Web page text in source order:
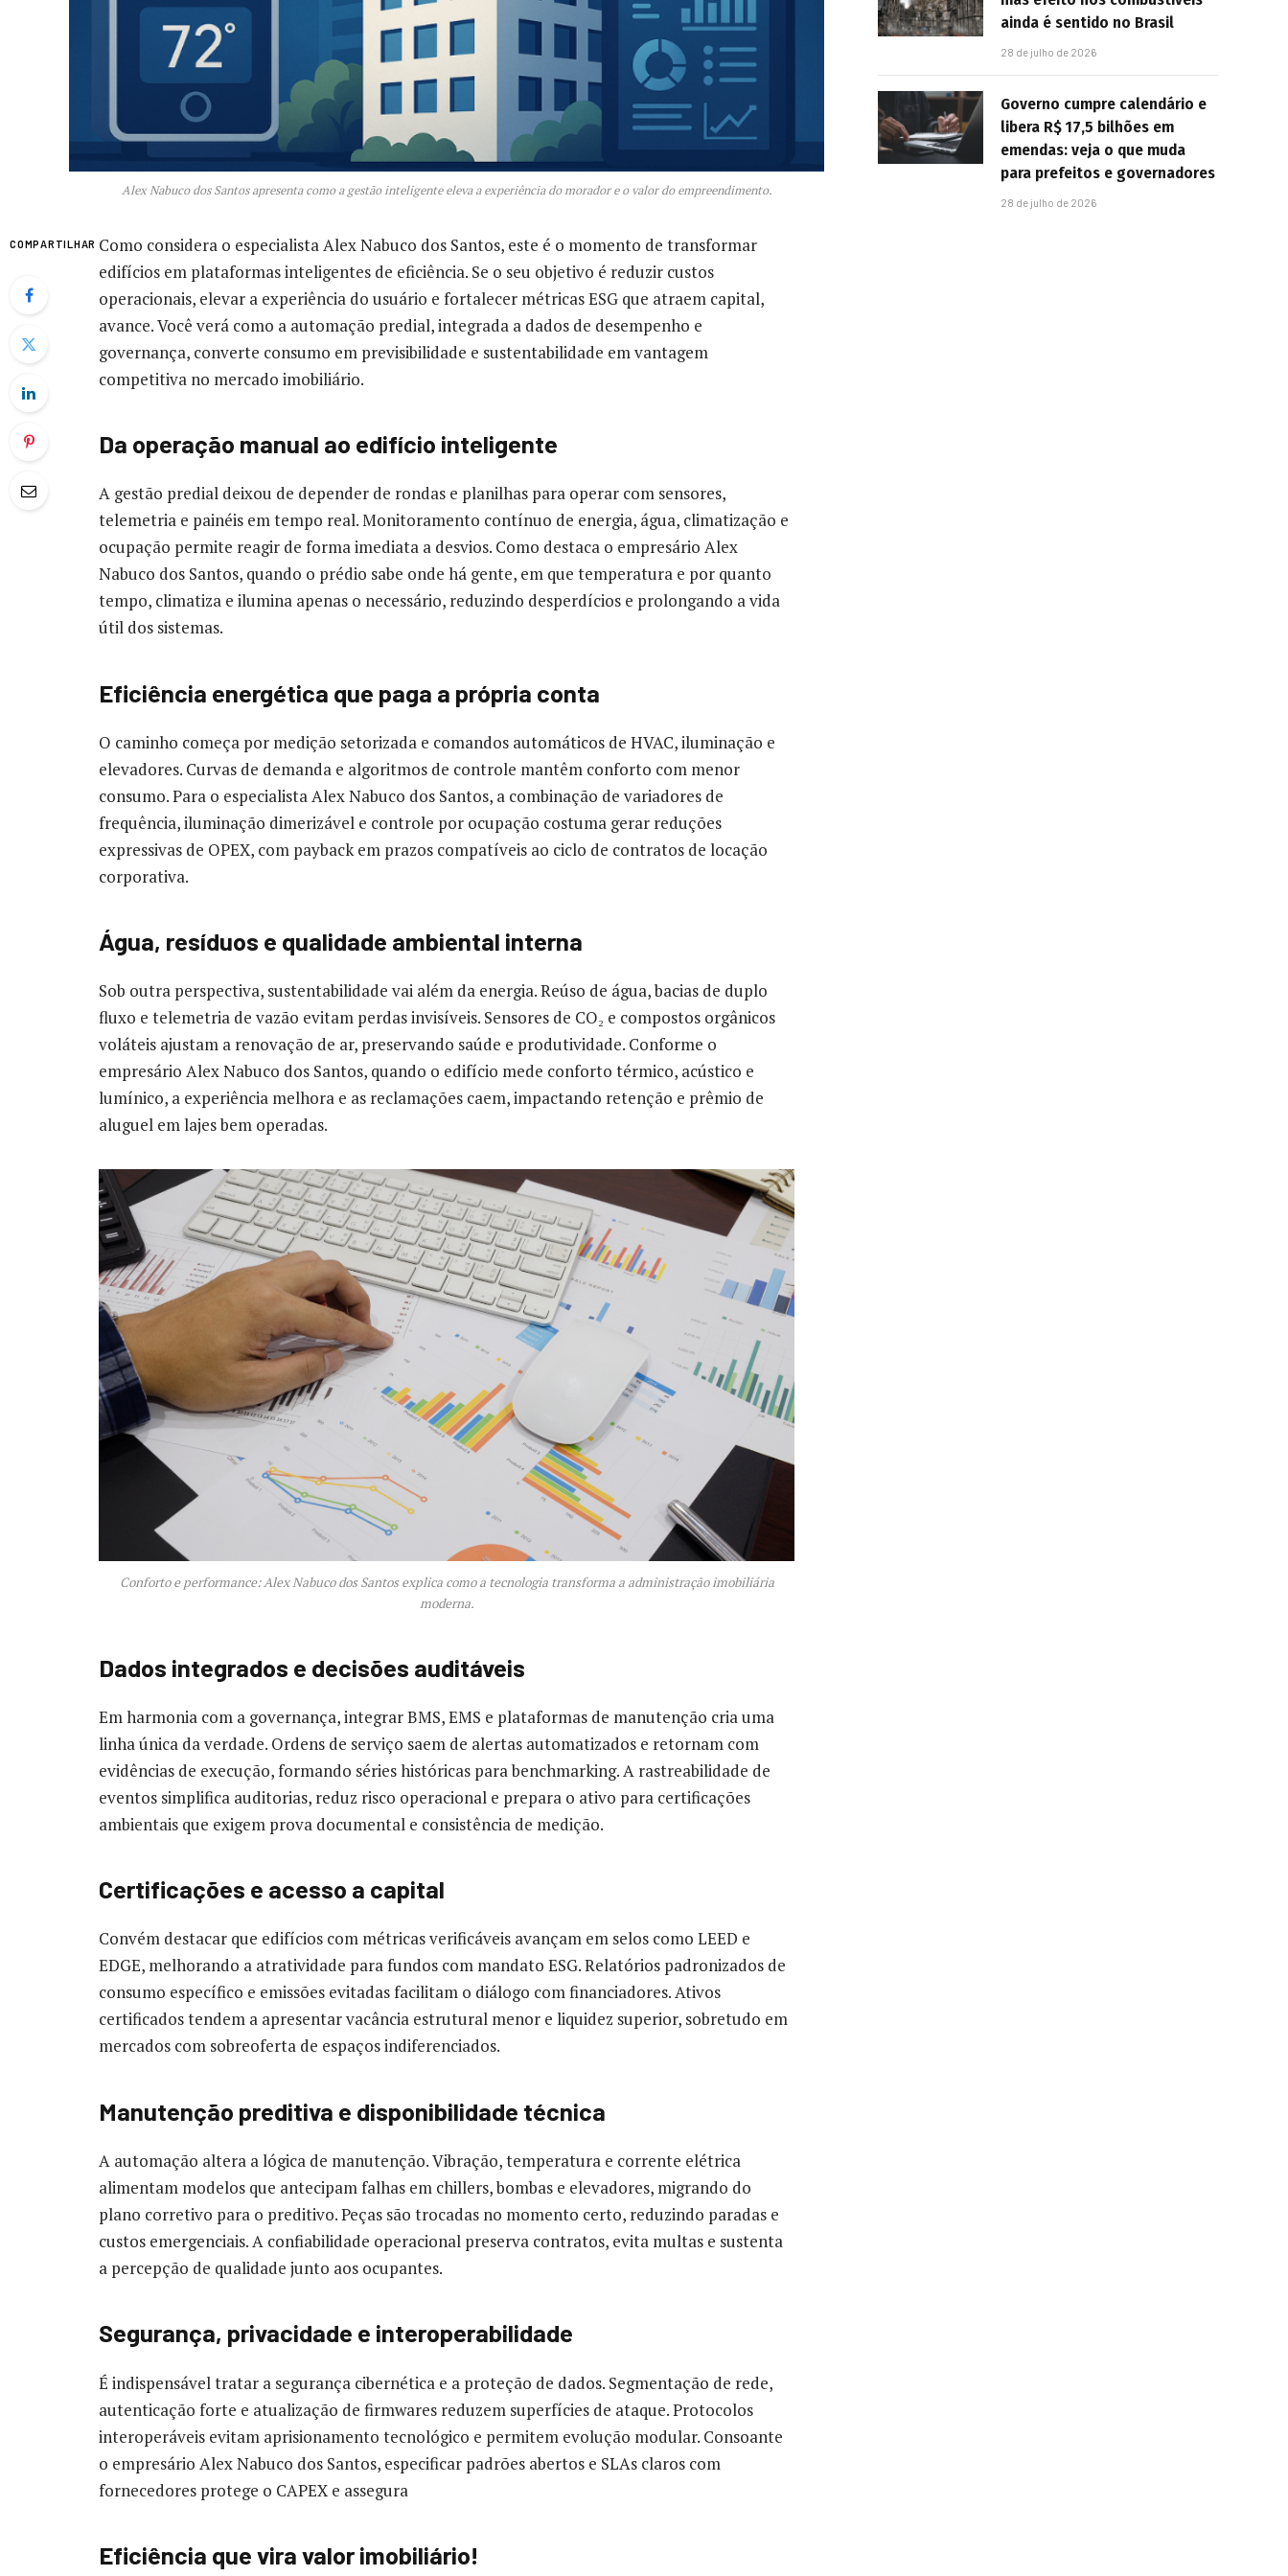
Alex Nabuco dos Santos apresenta como a gestão inteligente eleva a experiência do morador e o valor do empreendimento.
COMPARTILHAR Como considera o especialista Alex Nabuco dos Santos, este é o momento de transformar
edifícios em plataformas inteligentes de eficiência. Se o seu objetivo é reduzir custos
operacionais, elevar a experiência do usuário e fortalecer métricas ESG que atraem capital,
avance. Você verá como a automação predial, integrada a dados de desempenho e
governança, converte consumo em previsibilidade e sustentabilidade em vantagem
competitiva no mercado imobiliário.
Da operação manual ao edifício inteligente
A gestão predial deixou de depender de rondas e planilhas para operar com sensores,
telemetria e painéis em tempo real. Monitoramento contínuo de energia, água, climatização e
ocupação permite reagir de forma imediata a desvios. Como destaca o empresário Alex
Nabuco dos Santos, quando o prédio sabe onde há gente, em que temperatura e por quanto
tempo, climatiza e ilumina apenas o necessário, reduzindo desperdícios e prolongando a vida
útil dos sistemas.
Eficiência energética que paga a própria conta
O caminho começa por medição setorizada e comandos automáticos de HVAC, iluminação e
elevadores. Curvas de demanda e algoritmos de controle mantêm conforto com menor
consumo. Para o especialista Alex Nabuco dos Santos, a combinação de variadores de
frequência, iluminação dimerizável e controle por ocupação costuma gerar reduções
expressivas de OPEX, com payback em prazos compatíveis ao ciclo de contratos de locação
corporativa.
Água, resíduos e qualidade ambiental interna
Sob outra perspectiva, sustentabilidade vai além da energia. Reúso de água, bacias de duplo
fluxo e telemetria de vazão evitam perdas invisíveis. Sensores de CO₂ e compostos orgânicos
voláteis ajustam a renovação de ar, preservando saúde e produtividade. Conforme o
empresário Alex Nabuco dos Santos, quando o edifício mede conforto térmico, acústico e
lumínico, a experiência melhora e as reclamações caem, impactando retenção e prêmio de
aluguel em lajes bem operadas.
Conforto e performance: Alex Nabuco dos Santos explica como a tecnologia transforma a administração imobiliária
moderna.
Dados integrados e decisões auditáveis
Em harmonia com a governança, integrar BMS, EMS e plataformas de manutenção cria uma
linha única da verdade. Ordens de serviço saem de alertas automatizados e retornam com
evidências de execução, formando séries históricas para benchmarking. A rastreabilidade de
eventos simplifica auditorias, reduz risco operacional e prepara o ativo para certificações
ambientais que exigem prova documental e consistência de medição.
Certificações e acesso a capital
Convém destacar que edifícios com métricas verificáveis avançam em selos como LEED e
EDGE, melhorando a atratividade para fundos com mandato ESG. Relatórios padronizados de
consumo específico e emissões evitadas facilitam o diálogo com financiadores. Ativos
certificados tendem a apresentar vacância estrutural menor e liquidez superior, sobretudo em
mercados com sobreoferta de espaços indiferenciados.
Manutenção preditiva e disponibilidade técnica
A automação altera a lógica de manutenção. Vibração, temperatura e corrente elétrica
alimentam modelos que antecipam falhas em chillers, bombas e elevadores, migrando do
plano corretivo para o preditivo. Peças são trocadas no momento certo, reduzindo paradas e
custos emergenciais. A confiabilidade operacional preserva contratos, evita multas e sustenta
a percepção de qualidade junto aos ocupantes.
Segurança, privacidade e interoperabilidade
É indispensável tratar a segurança cibernética e a proteção de dados. Segmentação de rede,
autenticação forte e atualização de firmwares reduzem superfícies de ataque. Protocolos
interoperáveis evitam aprisionamento tecnológico e permitem evolução modular. Consoante
o empresário Alex Nabuco dos Santos, especificar padrões abertos e SLAs claros com
fornecedores protege o CAPEX e assegura
Eficiência que vira valor imobiliário!
ainda é sentido no Brasil
28 de julho de 2026
Governo cumpre calendário e
libera R$ 17,5 bilhões em
emendas: veja o que muda
para prefeitos e governadores
28 de julho de 2026